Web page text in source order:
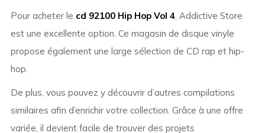
Pour acheter le cd 92100 Hip Hop Vol 4, Addictive Store
est une excellente option. Ce magasin de disque vinyle
propose également une large sélection de CD rap et hip-
hop.
De plus, vous pouvez y découvrir d’autres compilations
similaires afin d’enrichir votre collection. Grâce à une offre
variée, il devient facile de trouver des projets